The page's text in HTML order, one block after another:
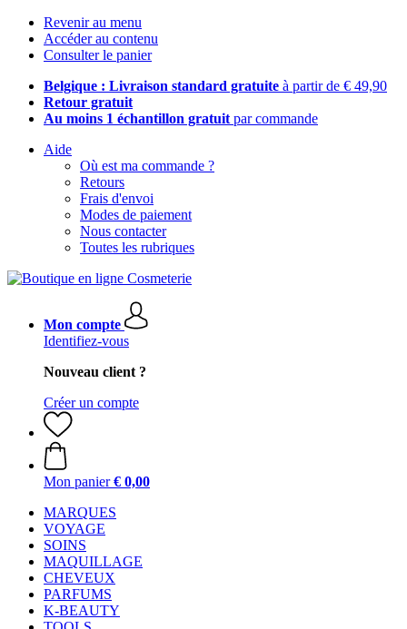
Revenir au menu
Accéder au contenu
Consulter le panier
Belgique : Livraison standard gratuite à partir de € 49,90
Retour gratuit
Au moins 1 échantillon gratuit par commande
Aide
Où est ma commande ?
Retours
Frais d'envoi
Modes de paiement
Nous contacter
Toutes les rubriques
Mon compte
Identifiez-vous
Nouveau client ?
Créer un compte
Mon panier € 0,00
MARQUES
VOYAGE
SOINS
MAQUILLAGE
CHEVEUX
PARFUMS
K-BEAUTY